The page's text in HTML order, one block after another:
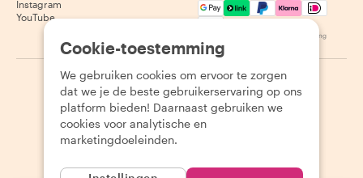
Instagram
YouTube
Beschikbaarheid varieert per bestemming
2026 Withlocals.com Privacybeleid Cookies
Cookie-toestemming
We gebruiken cookies om ervoor te zorgen
dat we je de beste gebruikerservaring op ons
platform bieden! Daarnaast gebruiken we
cookies voor analytische en
marketingdoeleinden.